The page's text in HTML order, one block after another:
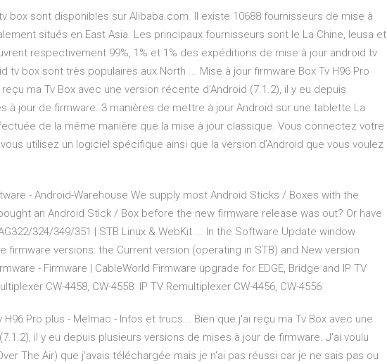
box sont disponibles sur Alibaba.com. Il existe 10688 fournisseurs de mise à
situés en East Asia. Les principaux fournisseurs sont le La Chine, leusa et
respectivement 99%, 1% et 1% des expéditions de mise à jour android tv
tv box sont très populaires aux North ... Mise à jour firmware Box Tv H96 Pro
ma Tv Box avec une version récente d’Android (7.1.2), il y eu depuis
à jour de firmware. 3 manières de mettre à jour Android sur une tablette La
de la même manière que la mise à jour classique. Vous connectez votre
utilisez un logiciel spécifique ainsi que la version d’Android que vous voulez
- Android-Warehouse We supply most Android Sticks / Boxes with the
an Android Stick / Box before the new firmware release was out? Or have
324/349/351 | STB Linux & WebKit ... In the Software Update window
firmware versions: the Current version (operating in STB) and New version
- Firmware | CableWorld Firmware upgrade for EDGE, Bridge and IP TV
CW-4458, CW-4558. IP TV Remultiplexer CW-4456, CW-4556.
H96 Pro plus - Melmac - Infos et trucs... Bien que j'ai reçu ma Tv Box avec une
il y eu depuis plusieurs versions de mises à jour de firmware. J'ai voulu
The Air) que j'avais téléchargée mais je n'ai pas réussi car je ne sais pas ou